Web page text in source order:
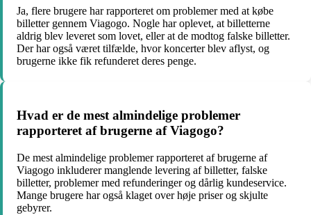
Ja, flere brugere har rapporteret om problemer med at købe
billetter gennem Viagogo. Nogle har oplevet, at billetterne
aldrig blev leveret som lovet, eller at de modtog falske billetter.
Der har også været tilfælde, hvor koncerter blev aflyst, og
brugerne ikke fik refunderet deres penge.
Hvad er de mest almindelige problemer
rapporteret af brugerne af Viagogo?
De mest almindelige problemer rapporteret af brugerne af
Viagogo inkluderer manglende levering af billetter, falske
billetter, problemer med refunderinger og dårlig kundeservice.
Mange brugere har også klaget over høje priser og skjulte
gebyrer.